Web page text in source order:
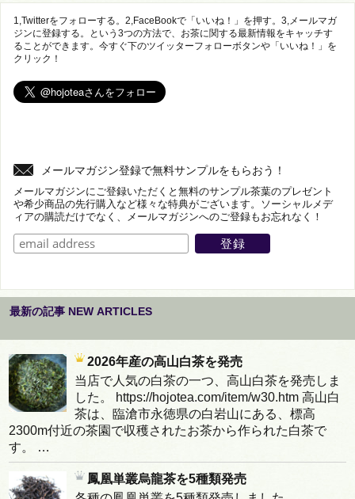
1,Twitterをフォローする。2,FaceBookで「いいね！」を押す。3,メールマガ
ジンに登録する。という3つの方法で、お茶に関する最新情報をキャッチす
ることができます。今すぐ下のツイッターフォローボタンや「いいね！」を
クリック！
メールマガジン登録で無料サンプルをもらおう！
メールマガジンにご登録いただくと無料のサンプル茶葉のプレゼント
や希少商品の先行購入など様々な特典がございます。ソーシャルメデ
ィアの購読だけでなく、メールマガジンへのご登録もお忘れなく！
最新の記事 NEW ARTICLES
2026年産の高山白茶を発売
当店で人気の白茶の一つ、高山白茶を発売しま
した。 https://hojotea.com/item/w30.htm 高山白
茶は、臨滄市永徳県の白岩山にある、標高
2300m付近の茶園で収穫されたお茶から作られた白茶で
す。 …
鳳凰単叢烏龍茶を5種類発売